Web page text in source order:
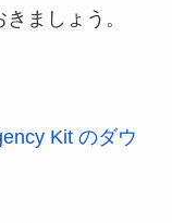
ましょう。
Kit のダウ